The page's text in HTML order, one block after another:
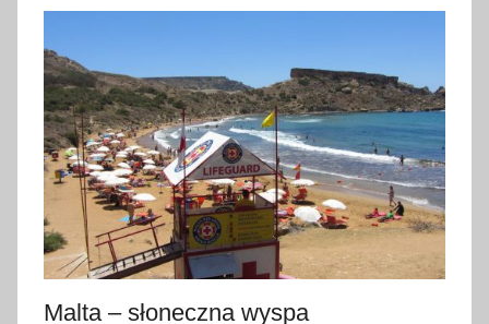
i
e
r
p
n
i
a
2
0
8Malta – słoneczna wyspa